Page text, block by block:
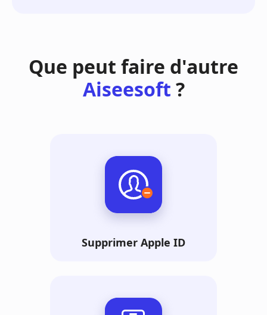
Que peut faire d'autre
Aiseesoft ?
Supprimer Apple ID